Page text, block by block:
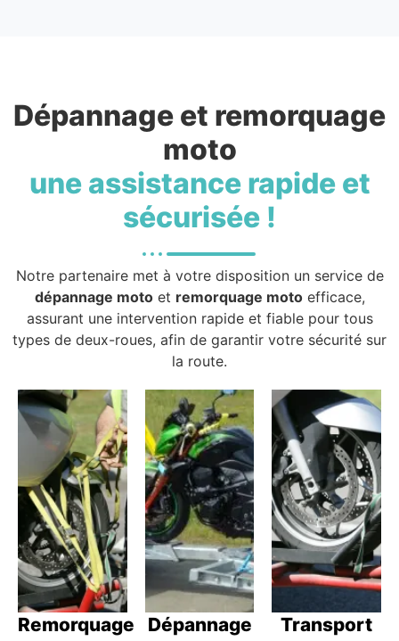
Dépannage et remorquage
moto
une assistance rapide et
sécurisée !
Notre partenaire met à votre disposition un service de
dépannage motoet remorquage motoefficace,
assurant une intervention rapide et fiable pour tous
types de deux-roues, afin de garantir votre sécurité sur
la route.
Remorquage
Dépannage
Transport